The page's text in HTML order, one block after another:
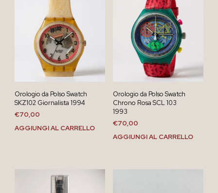
Orologio da Polso Swatch
SKZ102 Giornalista 1994
€70,00
AGGIUNGI AL CARRELLO
Orologio da Polso Swatch
Chrono Rosa SCL 103
1993
€70,00
AGGIUNGI AL CARRELLO